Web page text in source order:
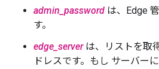
admin_password は、Edge
す。
edge_serverは、リストを取
ドレスです。もし サーバー